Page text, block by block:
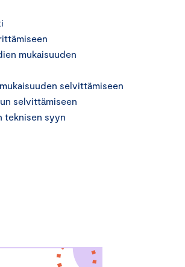
mukaisuuden
selvittämiseen
selvittämiseen
teknisen syyn